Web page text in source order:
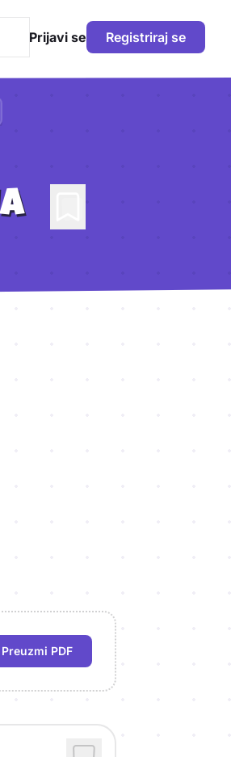
Prijavi se Registriraj se
Preuzmi PDF
(potrebna prijava)